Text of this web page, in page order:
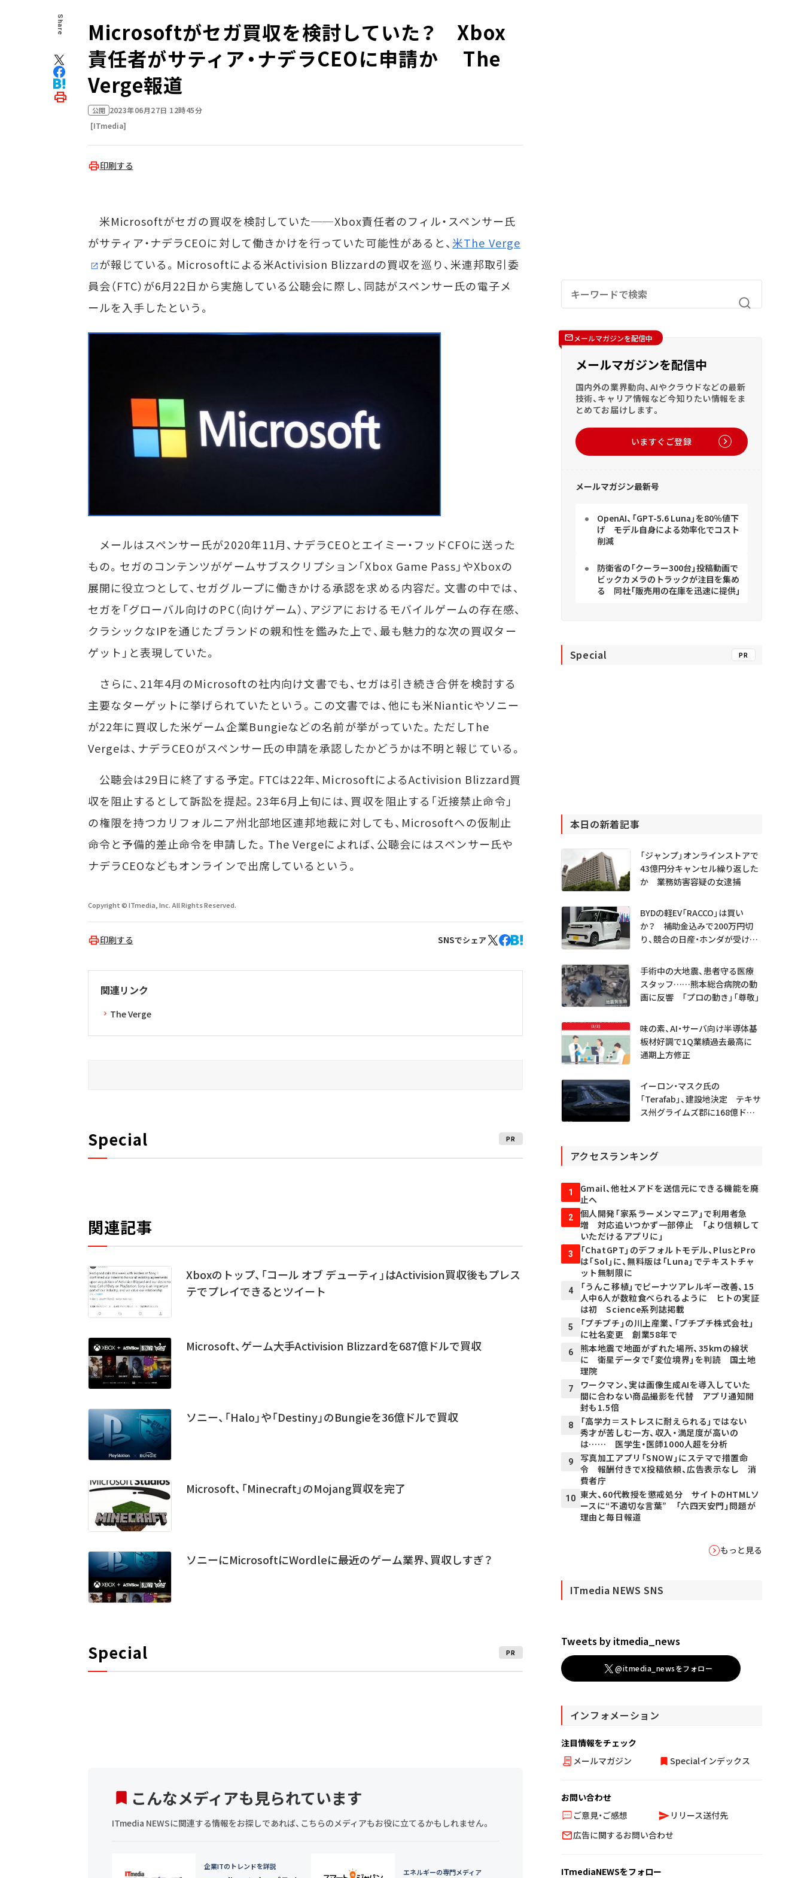
Share
Microsoftがセガ買収を検討していた？ Xbox
責任者がサティア・ナデラCEOに申請か The
Verge報道
公開 2023年06月27日 12時45分
[ITmedia]
印刷する
米Microsoftがセガの買収を検討していた──Xbox責任者のフィル・スペンサー氏
がサティア・ナデラCEOに対して働きかけを行っていた可能性があると、米The Verge
が報じている。Microsoftによる米Activision Blizzardの買収を巡り、米連邦取引委
員会（FTC）が6月22日から実施している公聴会に際し、同誌がスペンサー氏の電子メ
ールを入手したという。
メールはスペンサー氏が2020年11月、ナデラCEOとエイミー・フッドCFOに送った
もの。セガのコンテンツがゲームサブスクリプション「Xbox Game Pass」やXboxの
展開に役立つとして、セガグループに働きかける承認を求める内容だ。文書の中では、
セガを「グローバル向けのPC（向けゲーム）、アジアにおけるモバイルゲームの存在感、
クラシックなIPを通じたブランドの親和性を鑑みた上で、最も魅力的な次の買収ター
ゲット」と表現していた。
さらに、21年4月のMicrosoftの社内向け文書でも、セガは引き続き合併を検討する
主要なターゲットに挙げられていたという。この文書では、他にも米Nianticやソニー
が22年に買収した米ゲーム企業Bungieなどの名前が挙がっていた。ただしThe
Vergeは、ナデラCEOがスペンサー氏の申請を承認したかどうかは不明と報じている。
公聴会は29日に終了する予定。FTCは22年、MicrosoftによるActivision Blizzard買
収を阻止するとして訴訟を提起。23年6月上旬には、買収を阻止する「近接禁止命令」
の権限を持つカリフォルニア州北部地区連邦地裁に対しても、Microsoftへの仮制止
命令と予備的差止命令を申請した。The Vergeによれば、公聴会にはスペンサー氏や
ナデラCEOなどもオンラインで出席しているという。
Copyright © ITmedia, Inc. All Rights Reserved.
印刷する SNSでシェア
関連リンク
The Verge
Special PR
関連記事
Xboxのトップ、「コール オブ デューティ」はActivision買収後もプレス
テでプレイできるとツイート
Microsoft、ゲーム大手Activision Blizzardを687億ドルで買収
ソニー、「Halo」や「Destiny」のBungieを36億ドルで買収
Microsoft、「Minecraft」のMojang買収を完了
ソニーにMicrosoftにWordleに――最近のゲーム業界、買収しすぎ？
Special PR
こんなメディアも見られています
ITmedia NEWSに関連する情報をお探しであれば、こちらのメディアもお役に立てるかもしれません。
企業ITのトレンドを詳説
エネルギーの専門メディア
メールマガジンを配信中
メールマガジンを配信中
国内外の業界動向、AIやクラウドなどの最新
技術、キャリア情報など今知りたい情報をま
とめてお届けします。
いますぐご登録
メールマガジン最新号
OpenAI、「GPT-5.6 Luna」を80％値下
げ モデル自身による効率化でコスト
削減
防衛省の「クーラー300台」投稿動画で
ビックカメラのトラックが注目を集め
る 同社「販売用の在庫を迅速に提供」
Special PR
本日の新着記事
「ジャンプ」オンラインストアで
43億円分キャンセル繰り返した
か 業務妨害容疑の女逮捕
BYDの軽EV「RACCO」は買い
か？ 補助金込みで200万円切
り、競合の日産・ホンダが受ける
手術中の大地震、患者守る医療
スタッフ……熊本総合病院の動
画に反響 「プロの動き」「尊敬」
味の素、AI・サーバ向け半導体基
板材好調で1Q業績過去最高に
通期上方修正
イーロン・マスク氏の
「Terafab」、建設地決定 テキサ
ス州グライムズ郡に168億ドル
アクセスランキング
1
Gmail、他社メアドを送信元にできる機能を廃
止へ
2
個人開発「家系ラーメンマニア」で利用者急
増 対応追いつかず一部停止 「より信頼して
いただけるアプリに」
3
「ChatGPT」のデフォルトモデル、PlusとPro
は「Sol」に、無料版は「Luna」でテキストチャ
ット無制限に
4
「うんこ移植」でピーナツアレルギー改善、15
人中6人が数粒食べられるように ヒトの実証
は初 Science系列誌掲載
5
「プチプチ」の川上産業、「プチプチ株式会社」
に社名変更 創業58年で
6
熊本地震で地面がずれた場所、35kmの線状
に 衛星データで「変位境界」を判読 国土地
理院
7
ワークマン、実は画像生成AIを導入していた
間に合わない商品撮影を代替 アプリ通知開
封も1.5倍
8
「高学力＝ストレスに耐えられる」ではない
秀才が苦しむ一方、収入・満足度が高いの
は…… 医学生・医師1000人超を分析
9
写真加工アプリ「SNOW」にステマで措置命
令 報酬付きでX投稿依頼、広告表示なし 消
費者庁
10 東大、60代教授を懲戒処分 サイトのHTMLソ
ースに“不適切な言葉” 「六四天安門」問題が
理由と毎日報道
もっと見る
ITmedia NEWS SNS
Tweets by itmedia_news
@itmedia_newsをフォロー
インフォメーション
注目情報をチェック
メールマガジン
Specialインデックス
お問い合わせ
ご意見・ご感想
リリース送付先
広告に関するお問い合わせ
ITmediaNEWSをフォロー